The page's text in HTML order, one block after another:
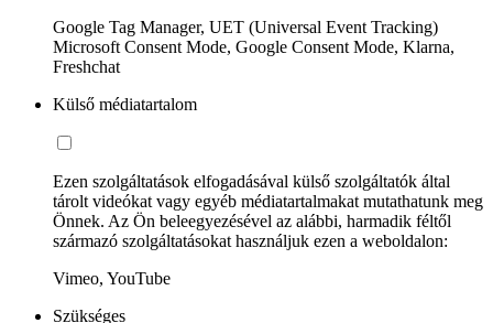
Google Tag Manager, UET (Universal Event Tracking)
Microsoft Consent Mode, Google Consent Mode, Klarna,
Freshchat
Külső médiatartalom
Ezen szolgáltatások elfogadásával külső szolgáltatók által
tárolt videókat vagy egyéb médiatartalmakat mutathatunk meg
Önnek. Az Ön beleegyezésével az alábbi, harmadik féltől
származó szolgáltatásokat használjuk ezen a weboldalon:
Vimeo, YouTube
Szükséges